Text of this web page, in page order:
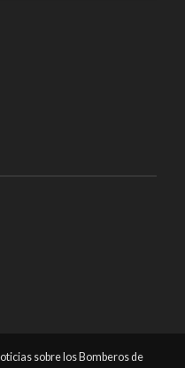
sobre los Bomberos de